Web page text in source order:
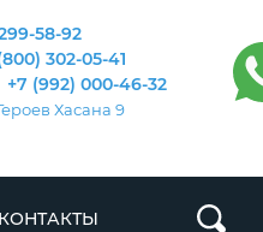
58-92
302-05-41
+7 (992) 000-46-32
Хасана 9
КОНТАКТЫ